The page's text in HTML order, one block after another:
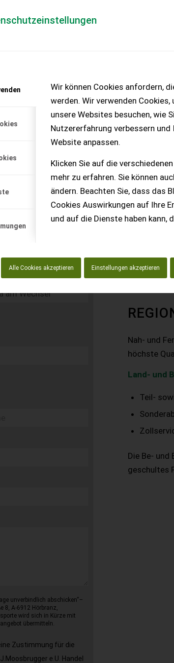
Wir können Cookies anfordern,
werden. Wir verwenden
unsere Websites besuchen, wie
Nutzererfahrung verbessern und
Website anpassen.
Klicken Sie auf die
mehr zu erfahren. Sie können
ändern. Beachten Sie, dass das
Cookies Auswirkungen auf Ihre
und auf die Dienste haben kann,
Alle Cookies akzeptieren Einstellungen akzeptieren
– KEINE
unverbindlich abschicken“–
8, A-6912 Hörbranz,
wird sich in Kürze mit
übermitteln.
Zustimmung für die
e.U. Handel
Nah- und
höchste
Land- und
Teil-
Die Be-
geschultes